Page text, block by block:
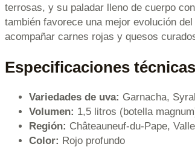
terrosas, y su paladar lleno de cuerpo
también favorece una mejor evolución
acompañar carnes rojas y quesos
Especificaciones técnicas
Variedades de uva: Garnacha,
Volumen: 1,5 litros (botella
Región: Châteauneuf-du-Pape,
Color: Rojo profundo